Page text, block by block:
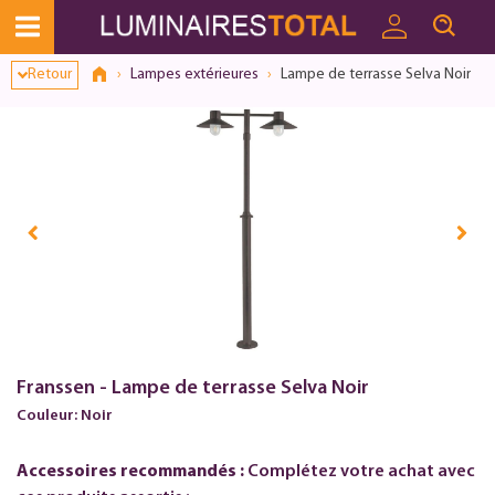
Retour Lampes extérieures Lampe de terrasse Selva Noir
Franssen - Lampe de terrasse Selva Noir
Couleur: Noir
Accessoires recommandés : Complétez votre achat avec
Dialogue de consentement ouvert